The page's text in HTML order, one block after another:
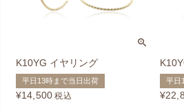
K10YG イヤリング
平日13時まで当日出荷
¥14,500 税込
平日
¥